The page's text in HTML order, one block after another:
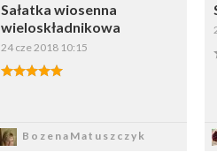
Sałatka wiosenna
wieloskładnikowa
24 cze 2018 10:15
BozenaMatuszczyk